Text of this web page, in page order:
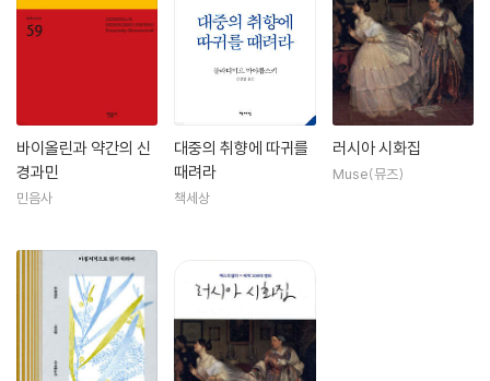
및 음조를 강조할 수 있도록 단어를 행으로 나누어 나열하는 것이었다. 그
는 또한 일상어의 교묘한 구사와 거친 유머의 사용도 혁명적이었다. 그는
집회나 공장에서 자작의 시를 자주 낭독했는데 그의 이러한 낭송하기 용이
한 시는 고정화된 시어의 파괴를 지향했고 억센 힘과 동적인 비유에 충만
해 있었다. 거기에다 뛰어난 서정적 재능과 기발한 발상 및 넘치는 유머 감
각으로 해서 그의 작품이 단순한 프로퍼갠더로 전락되는 것을 막고 있다.
특히 혁명 초기의 작품이 그러하여 유토피아적이고 예언적인 밝음이 있다.
열이 폭발한 것은 10월 혁명 이후로서 1918년 소련 극문학의 제일성(第
一聲)이 된 「미스테리 부프」를 발표했다. 이 작품은 장대한 비유형식을 빌
려 혁명이 이루어지는 과정과 미래의 사회를 엮은 것으로 아리스토파네스
를 연상케 하는 활력이 있다. 다음 희곡 「빈대」(1928)와 「목욕탕」(1929)
은 몽환희곡(夢幻戱曲), 혹은 기상천외의 풍자적 수법으로 시정인(市井
바이올린과 약간의 신
경과민
민음사
대중의 취향에 따귀를
때려라
책세상
러시아 시화집
Muse(뮤즈)